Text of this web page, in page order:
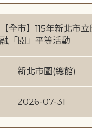
【全市】115年新北市
融「閱」平等活動
新北市圖(總館)
2026-07-31